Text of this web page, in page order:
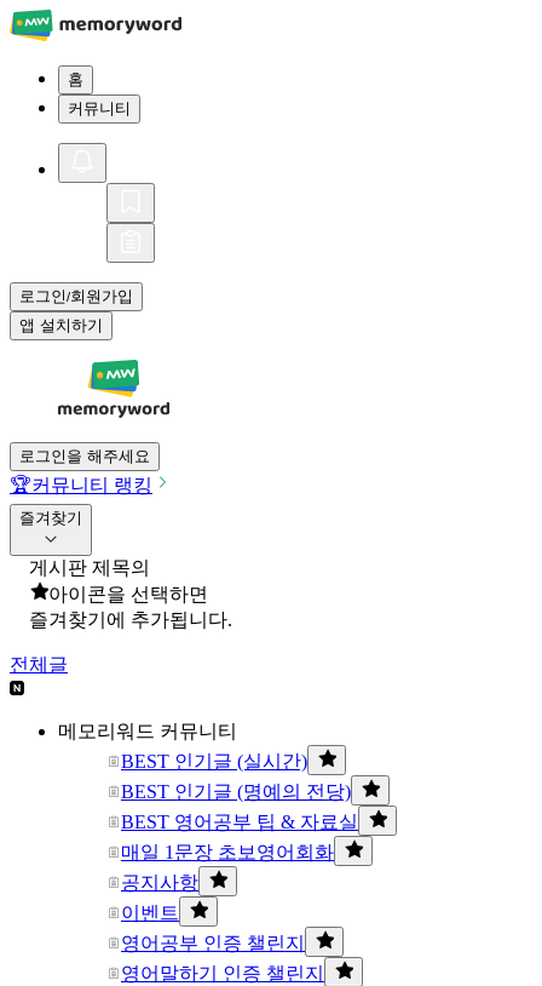
홈
커뮤니티
로그인/회원가입
앱 설치하기
로그인을 해주세요
🏆커뮤니티 랭킹
즐겨찾기
게시판 제목의
아이콘을 선택하면
즐겨찾기에 추가됩니다.
전체글
메모리워드 커뮤니티
BEST 인기글 (실시간)
BEST 인기글 (명예의 전당)
BEST 영어공부 팁 & 자료실
매일 1문장 초보영어회화
공지사항
이벤트
영어공부 인증 챌린지
영어말하기 인증 챌린지